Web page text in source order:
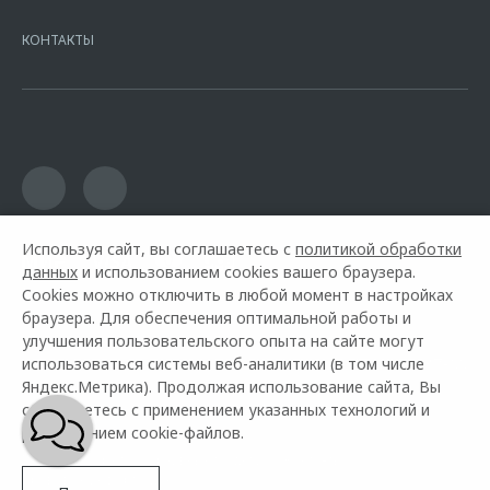
16.01.2015. Предложение ограничено и не является публичной
КОНТАКТЫ
Горячая линия OMODA: +7 (471) 272-37-00
© 2026 Ринг Курск
Модельный ряд
Используя сайт, вы соглашаетесь с политикой обработки
данных и использованием cookies вашего браузера.
Cookies можно отключить в любой момент в настройках
браузера. Для обеспечения оптимальной работы и
улучшения пользовательского опыта на сайте могут
использоваться системы веб-аналитики (в том числе
Яндекс.Метрика). Продолжая использование сайта, Вы
соглашаетесь с применением указанных технологий и
размещением cookie-файлов.